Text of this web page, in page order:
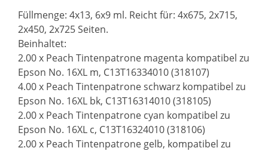
Füllmenge: 4x13, 6x9 ml. Reicht für: 4x675, 2x715,
2x450, 2x725 Seiten.
Beinhaltet:
2.00 x Peach Tintenpatrone magenta kompatibel zu
Epson No. 16XL m, C13T16334010 (318107)
4.00 x Peach Tintenpatrone schwarz kompatibel zu
Epson No. 16XL bk, C13T16314010 (318105)
2.00 x Peach Tintenpatrone cyan kompatibel zu
Epson No. 16XL c, C13T16324010 (318106)
2.00 x Peach Tintenpatrone gelb, kompatibel zu